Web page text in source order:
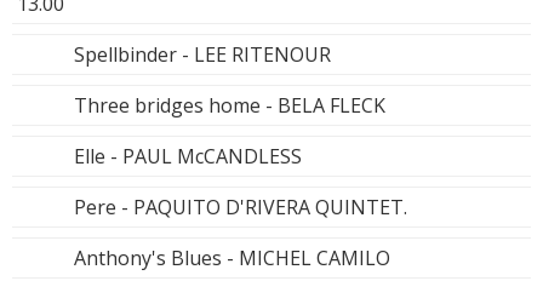
Spellbinder - LEE RITENOUR
Three bridges home - BELA FLECK
Elle - PAUL McCANDLESS
Pere - PAQUITO D'RIVERA QUINTET.
Anthony's Blues - MICHEL CAMILO